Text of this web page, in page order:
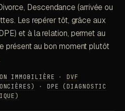
Descendance (arrivée ou
Les repérer tôt, grâce aux
et à la relation, permet au
présent au bon moment plutôt
IMMOBILIÈRE · DVF
· DPE (DIAGNOSTIC